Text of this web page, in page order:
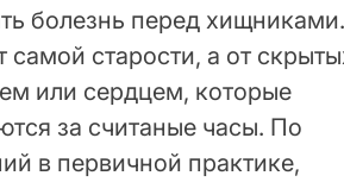
болезнь перед хищниками.
самой старости, а от
или сердцем, которые
за считаные часы. По
в первичной практике,